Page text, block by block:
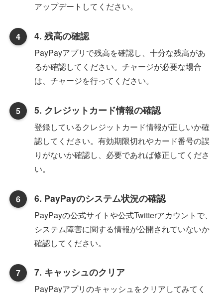
アップデートしてください。
4. 残高の確認
PayPayアプリで残高を確認し、十分な残高があ
るか確認してください。チャージが必要な場合
は、チャージを行ってください。
5. クレジットカード情報の確認
登録しているクレジットカード情報が正しいか確
認してください。有効期限切れやカード番号の誤
りがないか確認し、必要であれば修正してくださ
い。
6. PayPayのシステム状況の確認
PayPayの公式サイトや公式Twitterアカウントで、
システム障害に関する情報が公開されていないか
確認してください。
7. キャッシュのクリア
PayPayアプリのキャッシュをクリアしてみてく